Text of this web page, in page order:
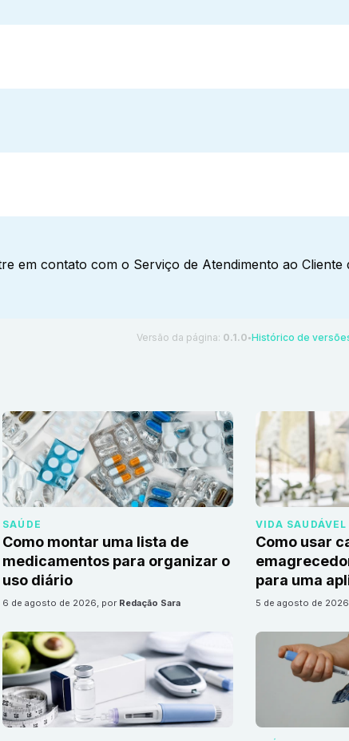
em contato com o Serviço de Atendimento ao Cliente
Versão da página: 0.1.0 ●Histórico de
SAÚDE
Como montar uma lista de
medicamentos para organizar o
uso diário
6 de agosto de 2026, por Redação Sara
VIDA SAUDÁVEL
Como usar
para uma
5 de agosto de 2026